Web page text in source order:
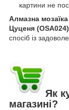
картини не
Алмазна
Цуценя
спосіб із
Як
магазині?